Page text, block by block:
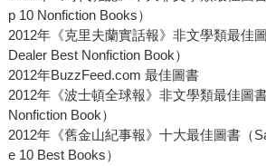
p 10 Nonfiction Books）
2012年《克里夫蘭實話報》非文學類最佳
Dealer Best Nonfiction Book）
2012年BuzzFeed.com 最佳圖書
2012年《波士頓全球報》非文學類最佳圖
Nonfiction Book）
2012年《舊金山紀事報》十大最佳圖書（
e 10 Best Books）